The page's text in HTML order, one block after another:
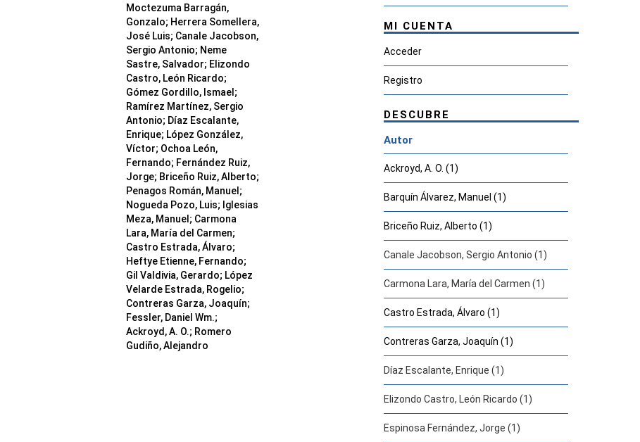
Moctezuma Barragán,
Gonzalo; Herrera Somellera,
José Luis; Canale Jacobson,
Sergio Antonio; Neme
Sastre, Salvador; Elizondo
Castro, León Ricardo;
Gómez Gordillo, Ismael;
Ramírez Martínez, Sergio
Antonio; Díaz Escalante,
Enrique; López González,
Víctor; Ochoa León,
Fernando; Fernández Ruiz,
Jorge; Briceño Ruiz, Alberto;
Penagos Román, Manuel;
Nogueda Pozo, Luis; Iglesias
Meza, Manuel; Carmona
Lara, María del Carmen;
Castro Estrada, Álvaro;
Heftye Etienne, Fernando;
Gil Valdivia, Gerardo; López
Velarde Estrada, Rogelio;
Contreras Garza, Joaquín;
Fessler, Daniel Wm.;
Ackroyd, A. O.; Romero
Gudiño, Alejandro
MI CUENTA
Acceder
Registro
DESCUBRE
Autor
Ackroyd, A. O. (1)
Barquín Álvarez, Manuel (1)
Briceño Ruiz, Alberto (1)
Canale Jacobson, Sergio Antonio (1)
Carmona Lara, María del Carmen (1)
Castro Estrada, Álvaro (1)
Contreras Garza, Joaquín (1)
Díaz Escalante, Enrique (1)
Elizondo Castro, León Ricardo (1)
Espinosa Fernández, Jorge (1)